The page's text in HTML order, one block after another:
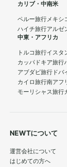
カリブ・中南米
ペルー旅行メキシ
ハイチ旅行アルゼ
中東・アフリカ
トルコ旅行イスタ
カッパドキア旅行
アブダビ旅行 ドバ
カイロ旅行南アフ
モーリシャス旅行
NEWTについて
運営会社について
はじめての方へ